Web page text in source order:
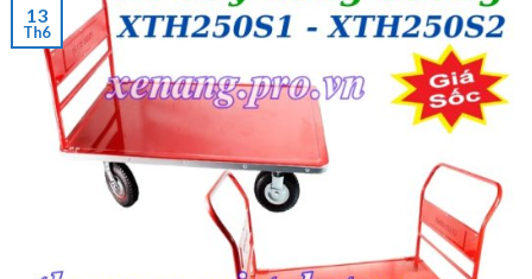
13
Th6